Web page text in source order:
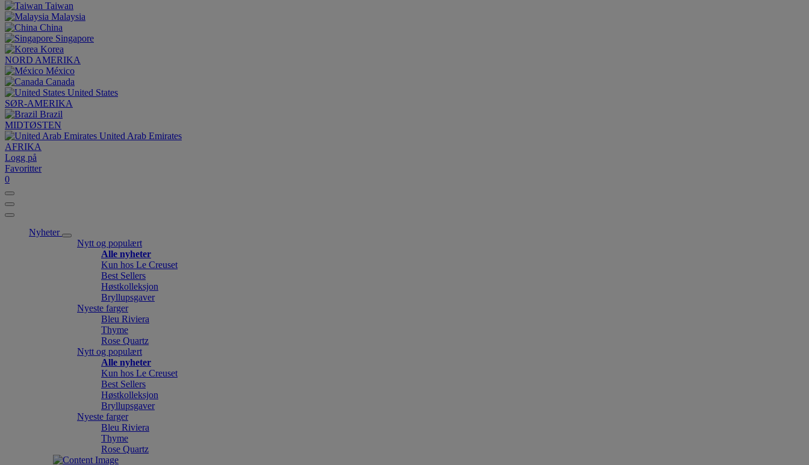
Taiwan
Malaysia
China
Singapore
Korea
NORD AMERIKA
México
Canada
United States
SØR-AMERIKA
Brazil
MIDTØSTEN
United Arab Emirates
AFRIKA
Logg på
Favoritter
0
Nyheter
Nytt og populært
Alle nyheter
Kun hos Le Creuset
Best Sellers
Høstkolleksjon
Bryllupsgaver
Nyeste farger
Bleu Riviera
Thyme
Rose Quartz
Nytt og populært
Alle nyheter
Kun hos Le Creuset
Best Sellers
Høstkolleksjon
Bryllupsgaver
Nyeste farger
Bleu Riviera
Thyme
Rose Quartz